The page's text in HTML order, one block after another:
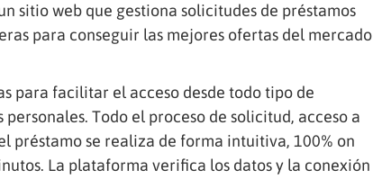
sitio web que gestiona solicitudes de préstamos
para conseguir las mejores ofertas del mercado
para facilitar el acceso desde todo tipo de
Todo el proceso de solicitud, acceso a
préstamo se realiza de forma intuitiva, 100% on
La plataforma verifica los datos y la conexión